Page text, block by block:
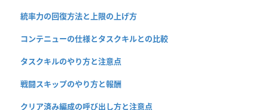
統率力の回復方法と上限の上げ方
コンテニューの仕様とタスクキルとの比較
タスクキルのやり方と注意点
戦闘スキップのやり方と報酬
クリア済み編成の呼び出し方と注意点